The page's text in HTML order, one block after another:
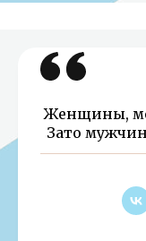
Женщины,
Зато